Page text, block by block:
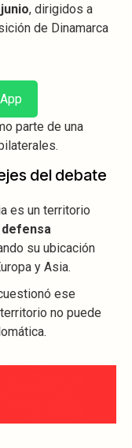
, dirigidos a
de Dinamarca
parte de una
del debate
es un territorio
defensa
su ubicación
y Asia.
ese
no puede